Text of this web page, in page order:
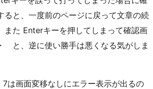
ると、一度前のページに戻って文章の続
また Enterキーを押してしまって確認画
と、逆に使い勝手は悪くなる気がしま
は画面変移なしにエラー表示が出るの